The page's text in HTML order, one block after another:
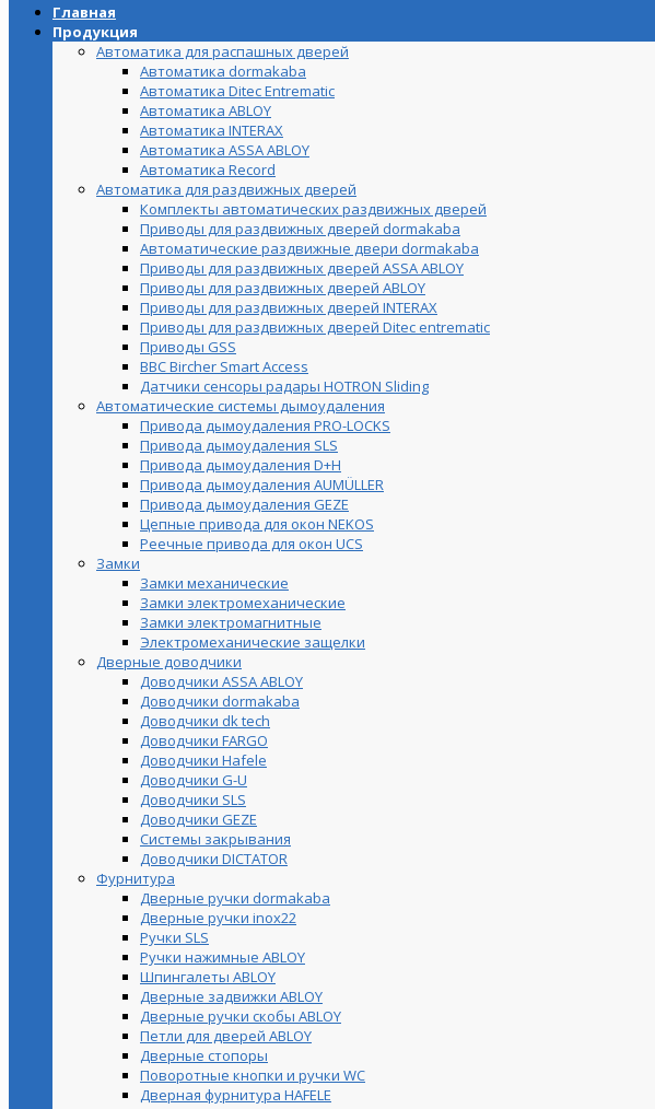
Главная
Продукция
Автоматика для распашных дверей
Автоматика dormakaba
Автоматика Ditec Entrematic
Автоматика ABLOY
Автоматика INTERAX
Автоматика ASSA ABLOY
Автоматика Record
Автоматика для раздвижных дверей
Комплекты автоматических раздвижных дверей
Приводы для раздвижных дверей dormakaba
Автоматические раздвижные двери dormakaba
Приводы для раздвижных дверей ASSA ABLOY
Приводы для раздвижных дверей ABLOY
Приводы для раздвижных дверей INTERAX
Приводы для раздвижных дверей Ditec entrematic
Приводы GSS
BBC Bircher Smart Access
Датчики сенсоры радары HOTRON Sliding
Автоматические системы дымоудаления
Привода дымоудаления PRO-LOCKS
Привода дымоудаления SLS
Привода дымоудаления D+H
Привода дымоудаления AUMÜLLER
Привода дымоудаления GEZE
Цепные привода для окон NEKOS
Реечные привода для окон UСS
Замки
Замки механические
Замки электромеханические
Замки электромагнитные
Электромеханические защелки
Дверные доводчики
Доводчики ASSA ABLOY
Доводчики dormakaba
Доводчики dk tech
Доводчики FARGO
Доводчики Hafele
Доводчики G-U
Доводчики SLS
Доводчики GEZE
Cистемы закрывания
Доводчики DICTATOR
Фурнитура
Дверные ручки dormakaba
Дверные ручки inox22
Ручки SLS
Ручки нажимные ABLOY
Шпингалеты ABLOY
Дверные задвижки ABLOY
Дверные ручки скобы ABLOY
Петли для дверей ABLOY
Дверные стопоры
Поворотные кнопки и ручки WC
Дверная фурнитура HAFELE